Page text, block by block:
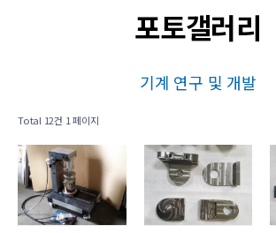
포토갤러리
기계 연구 및 개발
Total 12건 1 페이지